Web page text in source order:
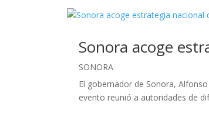
Sonora acoge
SONORA
El gobernador de Sonora,
evento reunió a autoridades de